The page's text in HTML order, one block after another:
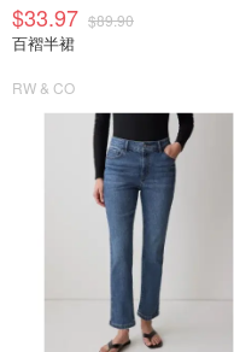
$33.97 $89.90
百褶半裙
RW & CO